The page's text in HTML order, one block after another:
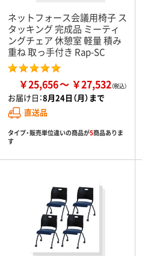
ネットフォース会議用椅子 ス
タッキング 完成品 ミーティ
ングチェア 休憩室 軽量 積み
重ね 取っ手付き Rap-SC
￥25,656 ￥27,532
お届け日：8月24日（月）まで
直送品
タイプ・販売単位違いの商品が5商品ありま
す